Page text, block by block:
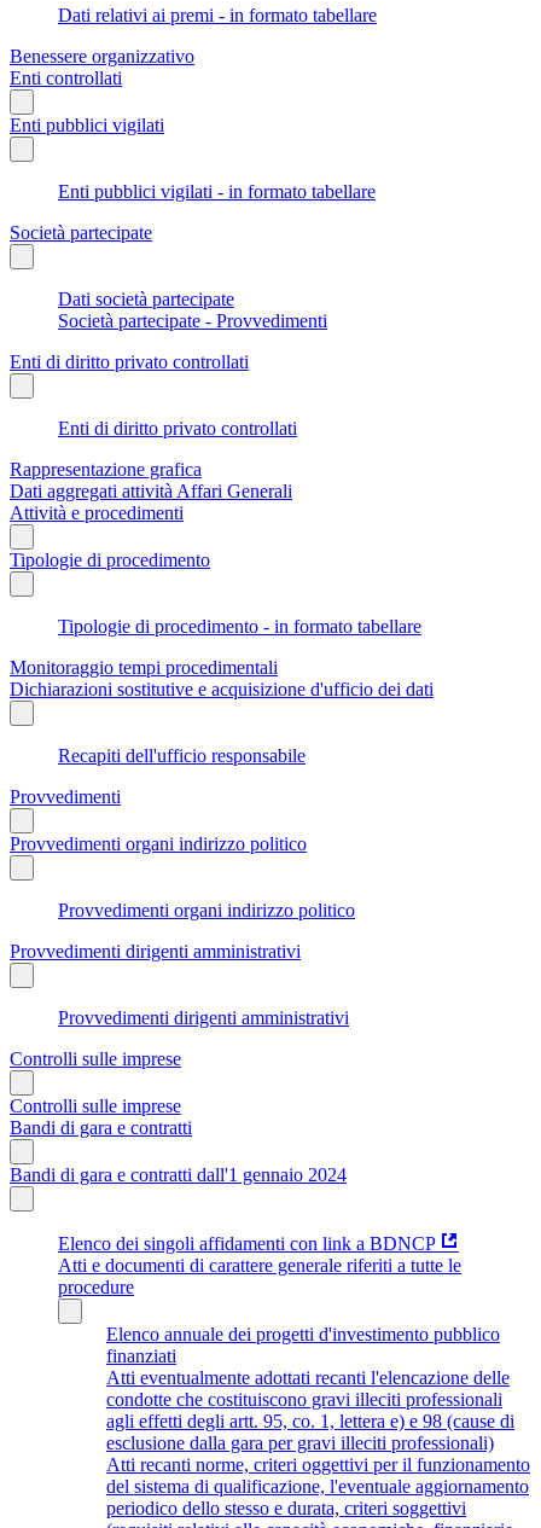
Dati relativi ai premi - in formato tabellare
Benessere organizzativo
Enti controllati
Enti pubblici vigilati
Enti pubblici vigilati - in formato tabellare
Società partecipate
Dati società partecipate
Società partecipate - Provvedimenti
Enti di diritto privato controllati
Enti di diritto privato controllati
Rappresentazione grafica
Dati aggregati attività Affari Generali
Attività e procedimenti
Tipologie di procedimento
Tipologie di procedimento - in formato tabellare
Monitoraggio tempi procedimentali
Dichiarazioni sostitutive e acquisizione d'ufficio dei dati
Recapiti dell'ufficio responsabile
Provvedimenti
Provvedimenti organi indirizzo politico
Provvedimenti organi indirizzo politico
Provvedimenti dirigenti amministrativi
Provvedimenti dirigenti amministrativi
Controlli sulle imprese
Controlli sulle imprese
Bandi di gara e contratti
Bandi di gara e contratti dall'1 gennaio 2024
Elenco dei singoli affidamenti con link a BDNCP
Atti e documenti di carattere generale riferiti a tutte le
procedure
Elenco annuale dei progetti d'investimento pubblico
finanziati
Atti eventualmente adottati recanti l'elencazione delle
condotte che costituiscono gravi illeciti professionali
agli effetti degli artt. 95, co. 1, lettera e) e 98 (cause di
esclusione dalla gara per gravi illeciti professionali)
Atti recanti norme, criteri oggettivi per il funzionamento
del sistema di qualificazione, l'eventuale aggiornamento
periodico dello stesso e durata, criteri soggettivi